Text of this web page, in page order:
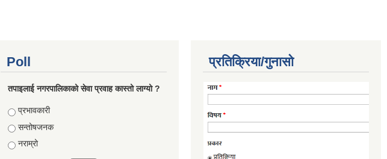
Poll
तपाइलाई नगरपालिकाको सेवा प्रवाह कास्तो लाग्यो ?
Choices
प्रभावकारी
सन्तोषजनक
नराम्रो
प्रतिक्रिया/गुनासो